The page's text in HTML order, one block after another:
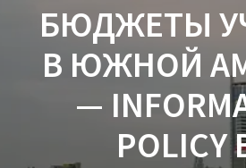
БЮДЖЕТЫ
В ЮЖНОЙ
—
POLICY